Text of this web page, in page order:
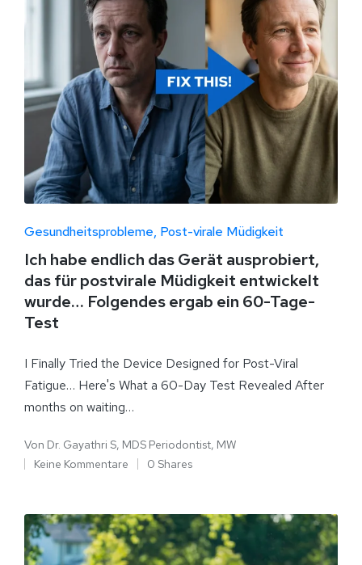
Gesundheitsprobleme Post-virale Müdigkeit
Ich habe endlich das Gerät ausprobiert,
das für postvirale Müdigkeit entwickelt
wurde… Folgendes ergab ein 60-Tage-
Test
I Finally Tried the Device Designed for Post-Viral
Fatigue… Here's What a 60-Day Test Revealed After
months on waiting…
Von Dr. Gayathri S, MDS Periodontist, MW
Keine Kommentare
0 Shares